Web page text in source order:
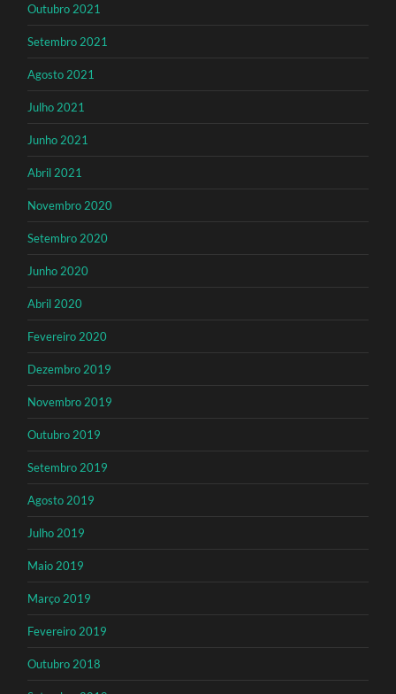
Outubro 2021
Setembro 2021
Agosto 2021
Julho 2021
Junho 2021
Abril 2021
Novembro 2020
Setembro 2020
Junho 2020
Abril 2020
Fevereiro 2020
Dezembro 2019
Novembro 2019
Outubro 2019
Setembro 2019
Agosto 2019
Julho 2019
Maio 2019
Março 2019
Fevereiro 2019
Outubro 2018